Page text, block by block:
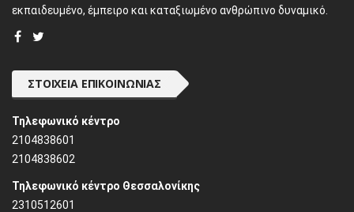
εκπαιδευμένο, έμπειρο και καταξιωμένο ανθρώπινο δυναμικό.
ΣΤΟΙΧΕΊΑ ΕΠΙΚΟΙΝΩΝΊΑΣ
Τηλεφωνικό κέντρο
2104838601
2104838602
Τηλεφωνικό κέντρο Θεσσαλονίκης
2310512601